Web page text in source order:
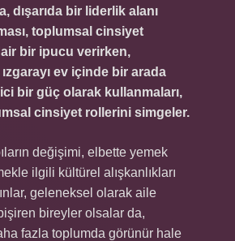
dışarıda bir liderlik alanı
toplumsal cinsiyet
bir ipucu verirken,
ızgarayı ev içinde bir arada
bir güç olarak kullanmaları,
cinsiyet rollerini simgeler.
değişimi, elbette yemek
ilgili kültürel alışkanlıkları
geleneksel olarak aile
bireyler olsalar da,
fazla toplumda görünür hale